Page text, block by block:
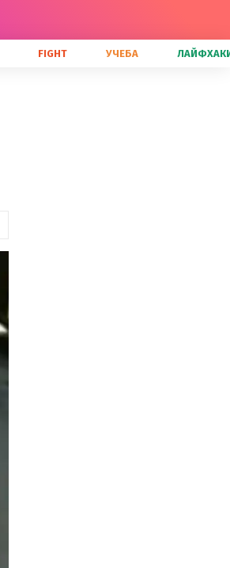
FIGHT УЧЕБА